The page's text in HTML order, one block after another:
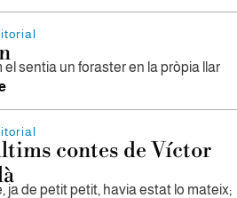
el sentia un foraster en la pròpia llar
contes de Víctor
ja de petit petit, havia estat lo mateix;